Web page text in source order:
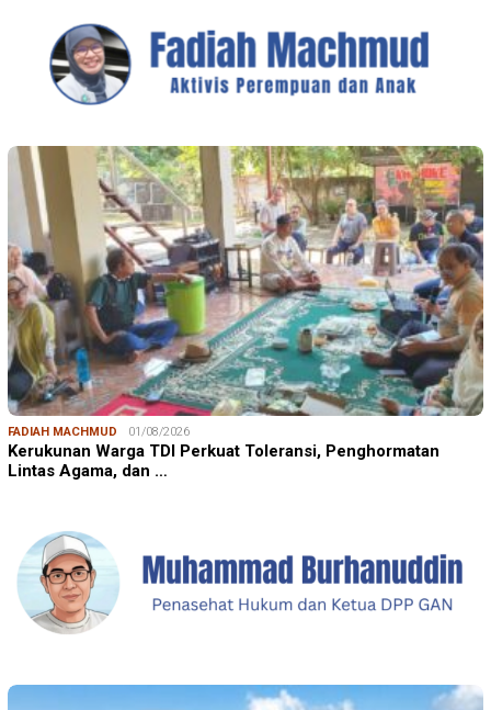
FADIAH MACHMUD 01/08/2026
Kerukunan Warga TDI Perkuat Toleransi, Penghormatan
Lintas Agama, dan …